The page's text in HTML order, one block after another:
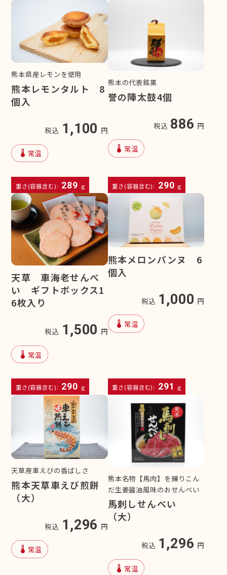
熊本県産レモンを使用
熊本レモンタルト 8
個入
税込 1,100 円
device_thermostat 常温
重さ(容器含む): 289 g
熊本の代表銘菓
誉の陣太鼓4個
税込 886 円
device_thermostat 常温
重さ(容器含む): 290 g
天草 車海老せんべ
い ギフトボックス1
6枚入り
税込 1,500 円
device_thermostat 常温
重さ(容器含む): 290 g
熊本メロンパンヌ 6
個入
税込 1,000 円
device_thermostat 常温
重さ(容器含む): 291 g
天草産車えびの香ばしさ
熊本天草車えび煎餅
（大）
税込 1,296 円
device_thermostat 常温
熊本名物【馬肉】を練りこん
だ生姜醤油風味のおせんべい
馬刺しせんべい
（大）
税込 1,296 円
device_thermostat 常温